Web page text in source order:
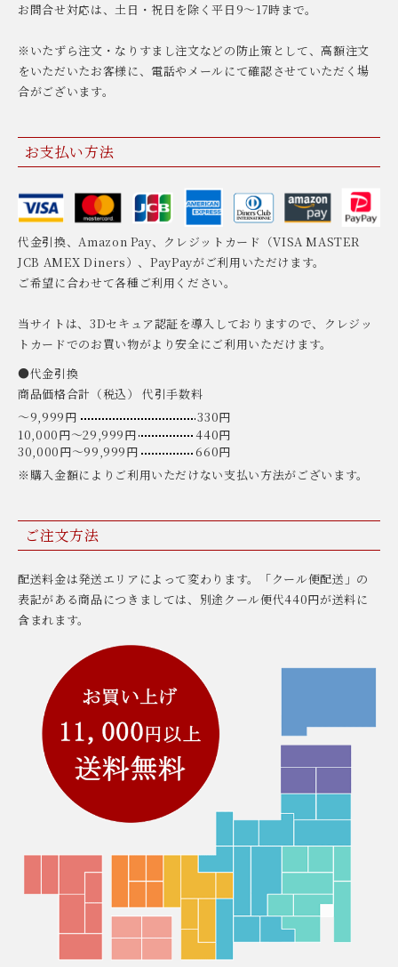
お問合せ対応は、土日・祝日を除く平日9〜17時まで。
※いたずら注文・なりすまし注文などの防止策として、高額注文
をいただいたお客様に、電話やメールにて確認させていただく場
合がございます。
お支払い方法
代金引換、Amazon Pay、クレジットカード（VISA MASTER
JCB AMEX Diners）、PayPayがご利用いただけます。
ご希望に合わせて各種ご利用ください。
当サイトは、3Dセキュア認証を導入しておりますので、クレジッ
トカードでのお買い物がより安全にご利用いただけます。
●代金引換
商品価格合計（税込） 代引手数料
〜9,999円
330円
10,000円〜29,999円
440円
30,000円〜99,999円
660円
※購入金額によりご利用いただけない支払い方法がございます。
ご注文方法
配送料金は発送エリアによって変わります。「クール便配送」の
表記がある商品につきましては、別途クール便代440円が送料に
含まれます。